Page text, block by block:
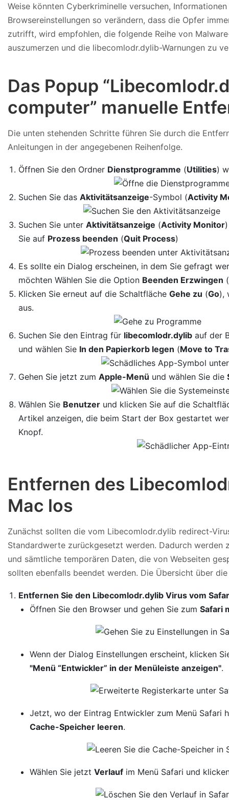
Weise könnten Cyberkriminelle versuchen,
Browsereinstellungen so verändern, dass die Opfer
zutrifft, wird empfohlen, die folgende Reihe von
auszumerzen und die libecomlodr.dylib-Warnungen zu
Das Popup
computer” manuelle
Die unten stehenden Schritte führen Sie durch die
Anleitungen in der angegebenen Reihenfolge.
Öffnen Sie den Ordner Dienstprogramme (Utilities)
Suchen Sie dasAktivitätsanzeige-Symbol (Activity
Suchen Sie unterAktivitätsanzeige (Activity Monitor
Sie auf Prozess beenden (Quit Process)
Es sollte ein Dialog erscheinen, in dem Sie gefragt
möchten Wählen Sie die Option Beenden Erzwingen (
Klicken Sie erneut auf die SchaltflächeGehe zu (Go),
aus.
Suchen Sie den Eintrag für libecomlodr.dylib auf der
und wählen Sie In den Papierkorb legen (Move to
Gehen Sie jetzt zumApple-Menü und wählen Sie die
Wählen Sie Benutzer und klicken Sie auf die
Artikel anzeigen, die beim Start der Box gestartet
Knopf.
Entfernen des
Mac los
Zunächst sollten die vom Libecomlodr.dylib redirect-
Standardwerte zurückgesetzt werden. Dadurch werden
und sämtliche temporären Daten, die von Webseiten
sollten ebenfalls beendet werden. Die Übersicht über
Entfernen Sie den Libecomlodr.dylib Virus vom
Öffnen Sie den Browser und gehen Sie zum Safari
Wenn der Dialog Einstellungen erscheint, klicken
"Menü “Entwickler” in der Menüleiste anzeigen".
Jetzt, wo der Eintrag Entwickler zum Menü Safari
Cache-Speicher leeren.
Wählen Sie jetzt Verlaufim Menü Safari und